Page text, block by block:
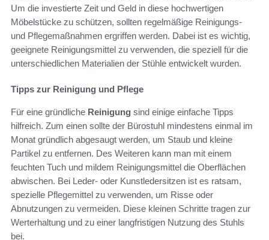
Um die investierte Zeit und Geld in diese hochwertigen
Möbelstücke zu schützen, sollten regelmäßige Reinigungs-
und Pflegemaßnahmen ergriffen werden. Dabei ist es wichtig,
geeignete Reinigungsmittel zu verwenden, die speziell für die
unterschiedlichen Materialien der Stühle entwickelt wurden.
Tipps zur Reinigung und Pflege
Für eine gründliche Reinigung sind einige einfache Tipps
hilfreich. Zum einen sollte der Bürostuhl mindestens einmal im
Monat gründlich abgesaugt werden, um Staub und kleine
Partikel zu entfernen. Des Weiteren kann man mit einem
feuchten Tuch und mildem Reinigungsmittel die Oberflächen
abwischen. Bei Leder- oder Kunstledersitzen ist es ratsam,
spezielle Pflegemittel zu verwenden, um Risse oder
Abnutzungen zu vermeiden. Diese kleinen Schritte tragen zur
Werterhaltung und zu einer langfristigen Nutzung des Stuhls
bei.